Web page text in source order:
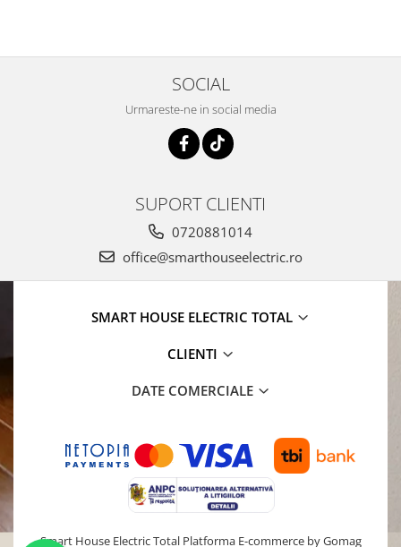
SOCIAL
Urmareste-ne in social media
SUPORT CLIENTI
0720881014
office@smarthouseelectric.ro
SMART HOUSE ELECTRIC TOTAL
CLIENTI
DATE COMERCIALE
Smart House Electric Total Platforma E-commerce by Gomag